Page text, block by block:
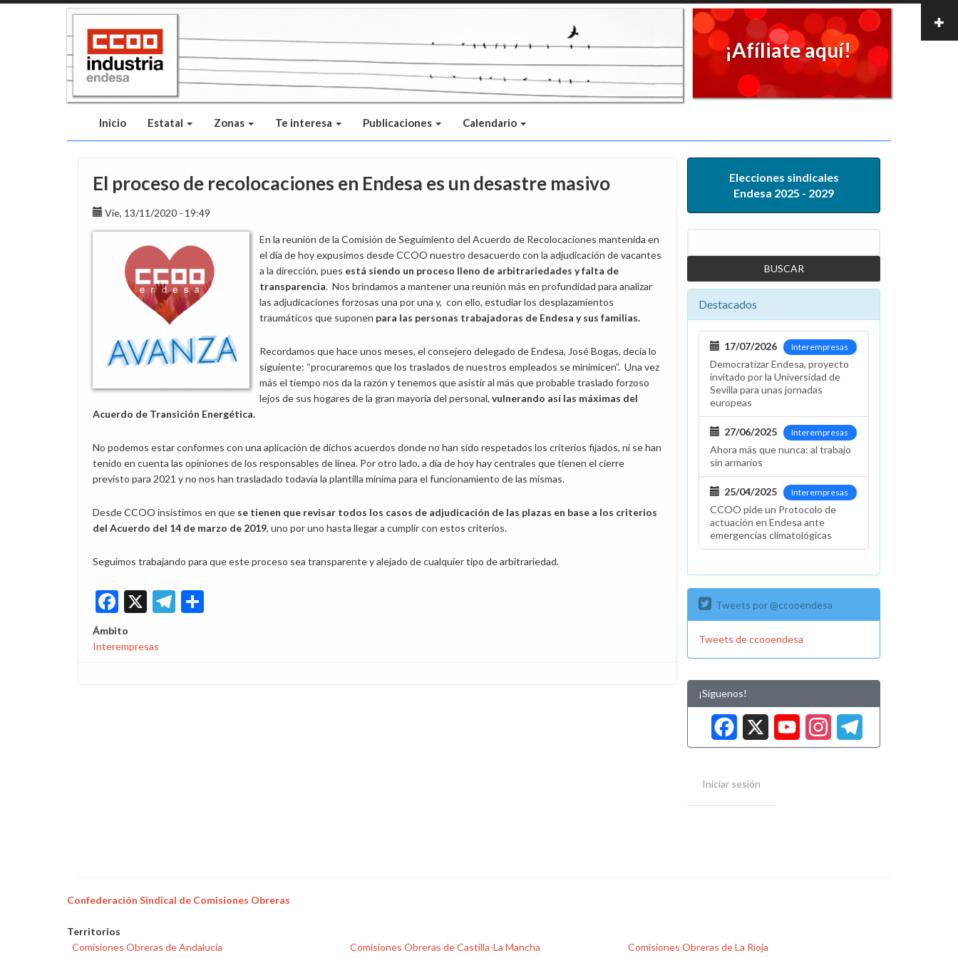
¡Afíliate aquí!
Inicio Estatal Zonas Te interesa Publicaciones Calendario
El proceso de recolocaciones en Endesa es un desastre masivo
Vie, 13/11/2020 - 19:49
En la reunión de la Comisión de Seguimiento del Acuerdo de Recolocaciones mantenida en
el día de hoy expusimos desde CCOO nuestro desacuerdo con la adjudicación de vacantes
a la dirección, pues está siendo un proceso lleno de arbitrariedades y falta de
transparencia. Nos brindamos a mantener una reunión más en profundidad para analizar
las adjudicaciones forzosas una por una y, con ello, estudiar los desplazamientos
traumáticos que suponen para las personas trabajadoras de Endesa y sus familias.
Recordamos que hace unos meses, el consejero delegado de Endesa, José Bogas, decía lo
siguiente: “procuraremos que los traslados de nuestros empleados se minimicen”. Una vez
más el tiempo nos da la razón y tenemos que asistir al más que probable traslado forzoso
lejos de sus hogares de la gran mayoría del personal, vulnerando así las máximas del
Acuerdo de Transición Energética.
No podemos estar conformes con una aplicación de dichos acuerdos donde no han sido respetados los criterios fijados, ni se han
tenido en cuenta las opiniones de los responsables de línea. Por otro lado, a día de hoy hay centrales que tienen el cierre
previsto para 2021 y no nos han trasladado todavía la plantilla mínima para el funcionamiento de las mismas.
Desde CCOO insistimos en que se tienen que revisar todos los casos de adjudicación de las plazas en base a los criterios
del Acuerdo del 14 de marzo de 2019, uno por uno hasta llegar a cumplir con estos criterios.
Seguimos trabajando para que este proceso sea transparente y alejado de cualquier tipo de arbitrariedad.
Facebook
X Telegram
Ámbito
Interempresas
Elecciones sindicales
Endesa 2025 - 2029
Destacados
Interempresas
17/07/2026
Democratizar Endesa, proyecto
invitado por la Universidad de
Sevilla para unas jornadas
europeas
Interempresas
27/06/2025
Ahora más que nunca: al trabajo
sin armarios
Interempresas
25/04/2025
CCOO pide un Protocolo de
actuación en Endesa ante
emergencias climatológicas
Tweets por @ccooendesa
Tweets de ccooendesa
¡Síguenos!
Facebook
XYouTube
Iniciar sesión
Confederación Sindical de Comisiones Obreras
Territorios
Comisiones Obreras de Andalucía
Comisiones Obreras de Castilla-La Mancha
Comisiones Obreras de La Rioja